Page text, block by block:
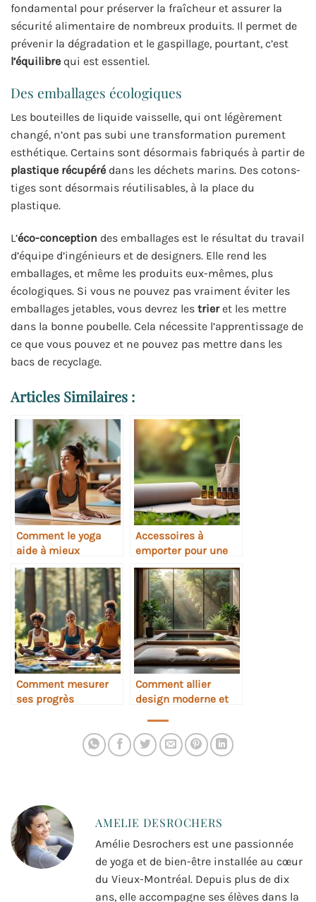
fondamental pour préserver la fraîcheur et assurer la
sécurité alimentaire de nombreux produits. Il permet de
prévenir la dégradation et le gaspillage, pourtant, c’est
l’équilibre qui est essentiel.
Des emballages écologiques
Les bouteilles de liquide vaisselle, qui ont légèrement
changé, n’ont pas subi une transformation purement
esthétique. Certains sont désormais fabriqués à partir de
plastique récupéré dans les déchets marins. Des cotons-
tiges sont désormais réutilisables, à la place du
plastique.
L’éco-conception des emballages est le résultat du travail
d’équipe d’ingénieurs et de designers. Elle rend les
emballages, et même les produits eux-mêmes, plus
écologiques. Si vous ne pouvez pas vraiment éviter les
emballages jetables, vous devrez les trieret les mettre
dans la bonne poubelle. Cela nécessite l’apprentissage de
ce que vous pouvez et ne pouvez pas mettre dans les
bacs de recyclage.
Articles Similaires :
Comment le yoga
aide à mieux
récupérer après le
sport
Accessoires à
emporter pour une
retraite de yoga
Comment mesurer
ses progrès
Comment allier
design moderne et
AMELIE DESROCHERS
Amélie Desrochers est une passionnée
de yoga et de bien-être installée au cœur
du Vieux-Montréal. Depuis plus de dix
ans, elle accompagne ses élèves dans la